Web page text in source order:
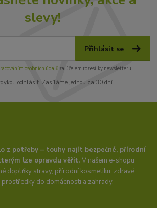
slevy!
Přihlásit se
osobních údajůza účelem rozesílky newsletteru.
odhlásit. Zasíláme jednou za 30 dní.
z potřeby – touhy najít bezpečné, přírodní
lze opravdu věřit.V našem e-shopu
doplňky stravy, přírodní kosmetiku, zdravé
do domácnosti a zahrady.